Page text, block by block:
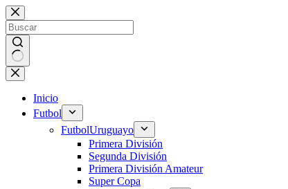
Saltar
al
contenido
Sin
resultados
Inicio
Futbol
FutbolUruguayo
Primera División
Segunda División
Primera División Amateur
Super Copa